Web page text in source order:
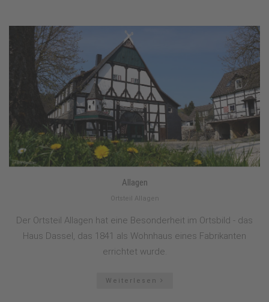
Allagen
Ortsteil Allagen
Der Ortsteil Allagen hat eine Besonderheit im Ortsbild - das
Haus Dassel, das 1841 als Wohnhaus eines Fabrikanten
errichtet wurde.
Weiterlesen